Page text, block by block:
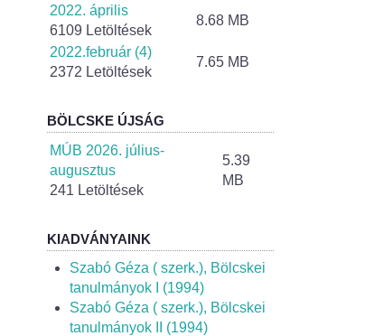
2022. április
6109 Letöltések
8.68 MB
2022.február (4)
2372 Letöltések
7.65 MB
BÖLCSKE ÚJSÁG
MÚB 2026. július-
augusztus
241 Letöltések
5.39
MB
KIADVÁNYAINK
Szabó Géza ( szerk.), Bölcskei
tanulmányok I (1994)
Szabó Géza ( szerk.), Bölcskei
tanulmányok II (1994)